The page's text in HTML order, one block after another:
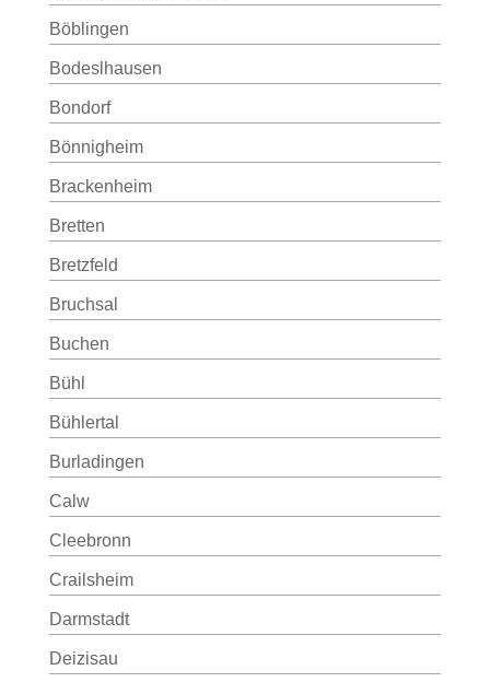
Böblingen
Bodeslhausen
Bondorf
Bönnigheim
Brackenheim
Bretten
Bretzfeld
Bruchsal
Buchen
Bühl
Bühlertal
Burladingen
Calw
Cleebronn
Crailsheim
Darmstadt
Deizisau